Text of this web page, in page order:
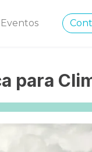
Eventos
para